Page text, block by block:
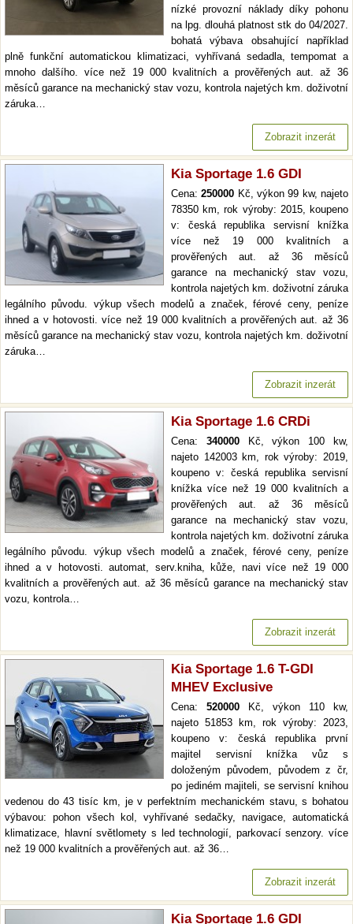
nízké provozní náklady díky pohonu
na lpg. dlouhá platnost stk do 04/2027.
bohatá výbava obsahující například
plně funkční automatickou klimatizaci, vyhřívaná sedadla, tempomat a
mnoho dalšího. více než 19 000 kvalitních a prověřených aut. až 36
měsíců garance na mechanický stav vozu, kontrola najetých km. doživotní
záruka…
Zobrazit inzerát
Kia Sportage 1.6 GDI
Cena:250000 Kč, výkon 99 kw, najeto
78350 km, rok výroby: 2015, koupeno
v: česká republika servisní knížka
více než 19 000 kvalitních a
prověřených aut. až 36 měsíců
garance na mechanický stav vozu,
kontrola najetých km. doživotní záruka
legálního původu. výkup všech modelů a značek, férové ceny, peníze
ihned a v hotovosti. více než 19 000 kvalitních a prověřených aut. až 36
měsíců garance na mechanický stav vozu, kontrola najetých km. doživotní
záruka…
Zobrazit inzerát
Kia Sportage 1.6 CRDi
Cena: 340000Kč, výkon 100 kw,
najeto 142003 km, rok výroby: 2019,
koupeno v: česká republika servisní
knížka více než 19 000 kvalitních a
prověřených aut. až 36 měsíců
garance na mechanický stav vozu,
kontrola najetých km. doživotní záruka
legálního původu. výkup všech modelů a značek, férové ceny, peníze
ihned a v hotovosti. automat, serv.kniha, kůže, navi více než 19 000
kvalitních a prověřených aut. až 36 měsíců garance na mechanický stav
vozu, kontrola…
Zobrazit inzerát
Kia Sportage 1.6 T-GDI
MHEV Exclusive
Cena: 520000 Kč, výkon 110 kw,
najeto 51853 km, rok výroby: 2023,
koupeno v: česká republika první
majitel servisní knížka vůz s
doloženým původem, původem z čr,
po jediném majiteli, se servisní knihou
vedenou do 43 tisíc km, je v perfektním mechanickém stavu, s bohatou
výbavou: pohon všech kol, vyhřívané sedačky, navigace, automatická
klimatizace, hlavní světlomety s led technologií, parkovací senzory. více
než 19 000 kvalitních a prověřených aut. až 36…
Zobrazit inzerát
Kia Sportage 1.6 GDI